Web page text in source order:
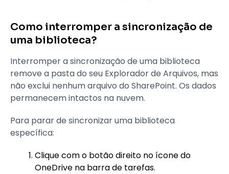
Como interromper a sincronização de
uma biblioteca?
Interromper a sincronização de uma biblioteca
remove a pasta do seu Explorador de Arquivos, mas
não exclui nenhum arquivo do SharePoint. Os dados
permanecem intactos na nuvem.
Para parar de sincronizar uma biblioteca
específica:
Clique com o botão direito no ícone do
OneDrive na barra de tarefas.